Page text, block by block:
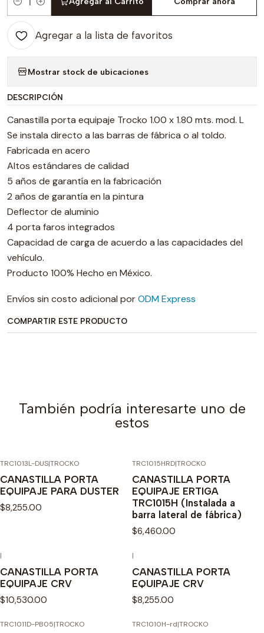
Cantidad
Agregar a la lista de favoritos
Mostrar stock de ubicaciones
DESCRIPCIÓN
Canastilla porta equipaje Trocko 1.00 x 1.80 mts. mod. L
Se instala directo a las barras de fábrica o al toldo.
Fabricada en acero
Altos estándares de calidad
5 años de garantía en la fabricación
2 años de garantía en la pintura
Deflector de aluminio
4 porta faros integrados
Capacidad de carga de acuerdo a las capacidades del
vehículo.
Producto 100% Hecho en México.
Envíos sin costo adicional porODM Express
COMPARTIR ESTE PRODUCTO
También podría interesarte uno de
estos
TRC1013L-DUS|TROCKO
CANASTILLA PORTA
EQUIPAJE PARA DUSTER
$8,255.00
TRC1015HRD|TROCKO
CANASTILLA PORTA
EQUIPAJE ERTIGA
TRC1015H (Instalada a
barra lateral de fábrica)
$6,460.00
|
CANASTILLA PORTA
EQUIPAJE CRV
$10,530.00
|
CANASTILLA PORTA
EQUIPAJE CRV
$8,255.00
TRC1011D-PB05|TROCKO TRC1010H-rd|TROCKO